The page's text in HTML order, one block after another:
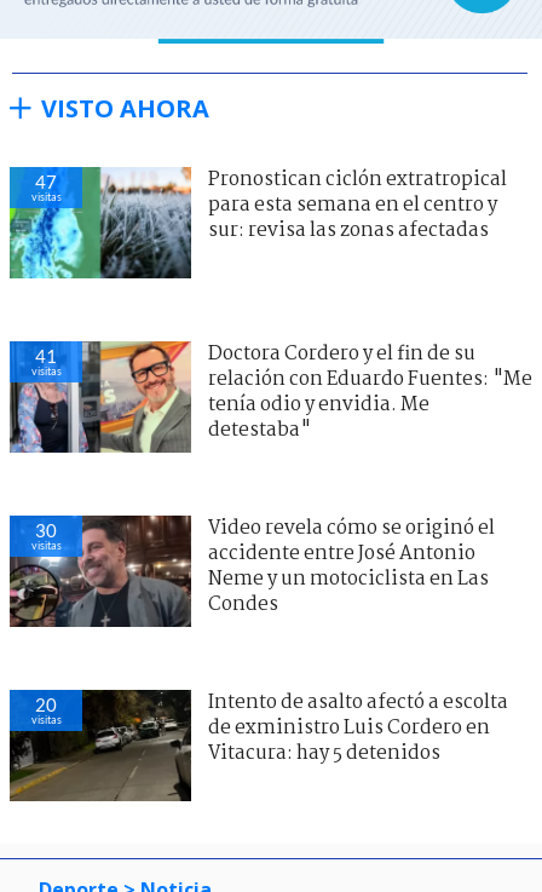
VISTO AHORA
47
visitas
Pronostican ciclón extratropical
para esta semana en el centro y
sur: revisa las zonas afectadas
41
visitas
Doctora Cordero y el fin de su
relación con Eduardo Fuentes: "Me
tenía odio y envidia. Me
detestaba"
30
visitas
Video revela cómo se originó el
accidente entre José Antonio
Neme y un motociclista en Las
Condes
20
visitas
Intento de asalto afectó a escolta
de exministro Luis Cordero en
Vitacura: hay 5 detenidos